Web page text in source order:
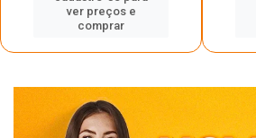
ver preços e
comprar